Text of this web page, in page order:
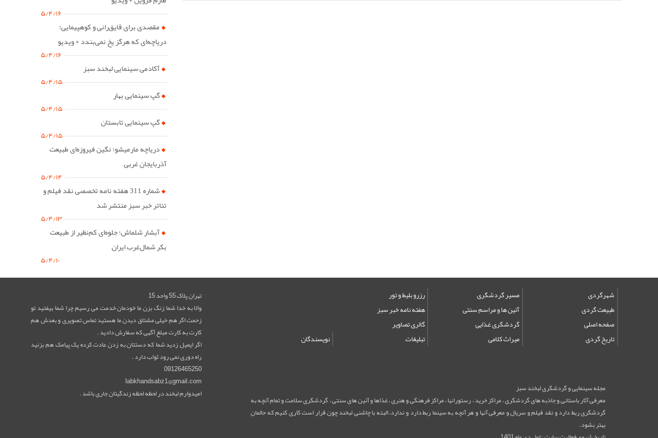
۵/۴/۱۶
مقصدی برای قایق‌رانی و کوهپیمایی؛
دریاچه‌ای که هرگز یخ نمی‌بندد + ویدیو
۵/۴/۱۶
آکادمی سینمایی لبخند سبز
۵/۴/۱۵
گپ سینمایی بهار
۵/۴/۱۵
گپ سینمایی تابستان
۵/۴/۱۵
دریاچه مارمیشو؛ نگین فیروزه‌ای طبیعت
آذربایجان غربی
۵/۴/۱۴
شماره 311 هفته نامه تخصصی نقد فیلم و
تئاتر خبر سبز منتشر شد
۵/۴/۱۳
آبشار شلماش؛ جلوه‌ای کم‌نظیر از طبیعت
بکر شمال‌غرب ایران
۵/۴/۱۰
شهرگردی
طبیعت گردی
صفحه اصلی
تاریخ گردی
مسیر گردشگری
آئین ها و مراسم سنتی
گردشگری غذایی
میراث کلامی
رزرو بلیط و تور
هفته نامه خبر سبز
گالری تصاویر
تبلیغات
نویسندگان
مجله سینمایی و گردشگری لبخند سبز
معرفی آثار باستانی و جاذبه های گردشگری ، مراکز خرید ، رستورانها ، مراکز فرهنگی و هنری ، غذاها و آئین های سنتی ، گردشگری سلامت و تمام آنچه به
گردشگری ربط دارد و نقد فیلم و سریال و معرفی آنها و هر آنچه به سینما ربط دارد و ندارد، البته با چاشنی لبخند چون قرار است کاری کنیم که حالمان
بهتر بشود.
تهران پلاک 55 واحد 15
والا به خدا شما زنگ بزن ما خودمان خدمت می رسیم چرا شما بیفتید تو
زحمت اگر هم خیلی مشتاق دیدن ما هستید تماس تصویری و بعدش هم
کارت به کارت مبلغ آگهی که سفارش دادید .
اگر ایمیل زدید شما که دستتان به زدن عادت کرده یک پیامک هم بزنید
راه دوری نمی رود ثواب دارد .
09126465250
labkhandsabz1@gmail.com
امیدوارم لبخند در لحظه لحظه زندگیتان جاری باشد .